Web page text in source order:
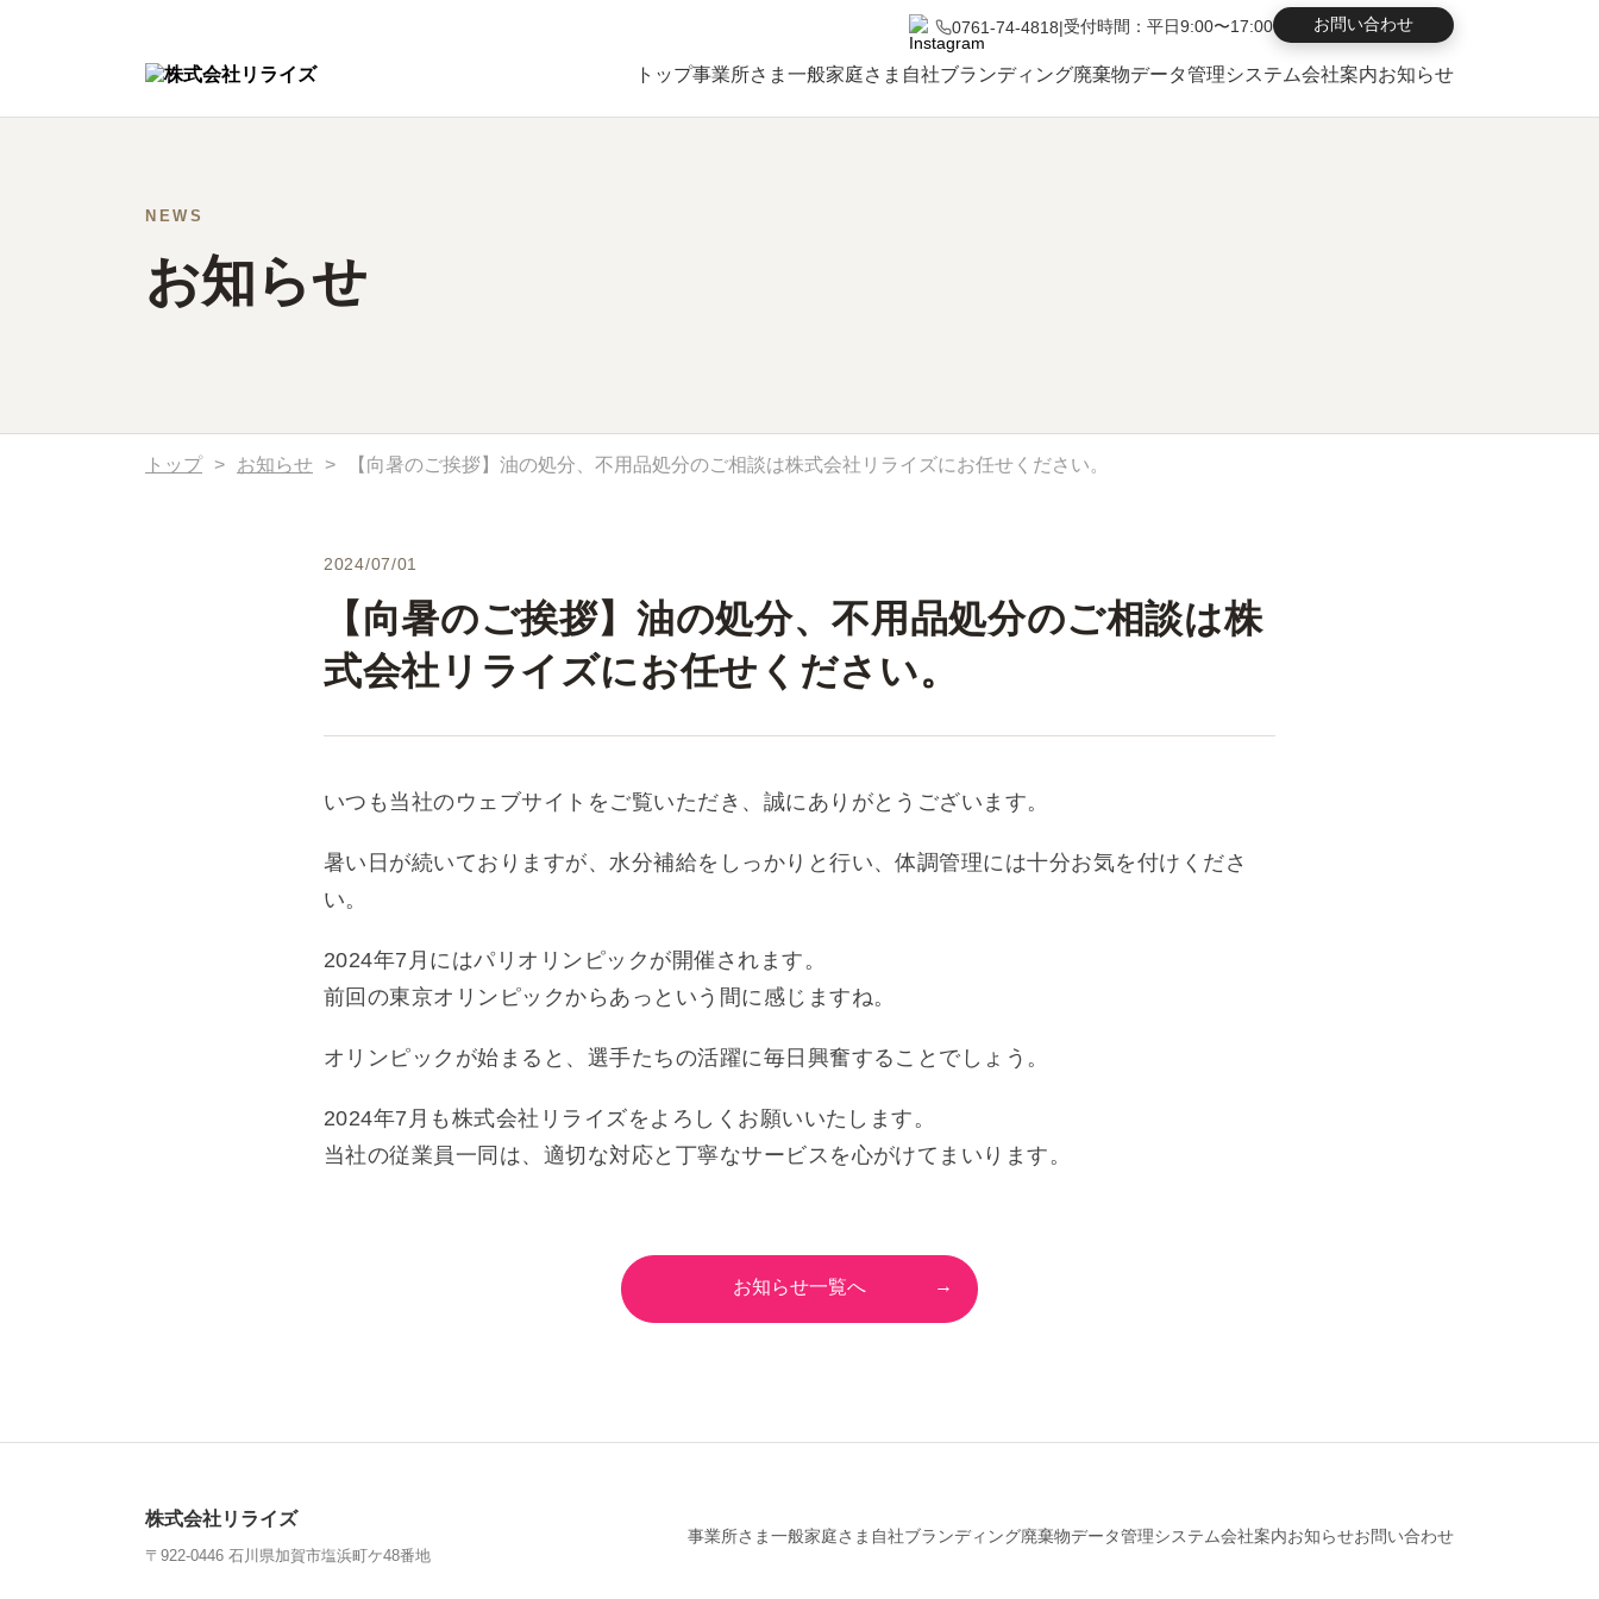
0761-74-4818|受付時間：平日9:00〜17:00 お問い合わせ
トップ事業所さま 一般家庭さま 自社ブランディング廃棄物データ管理システム会社案内お知らせ
NEWS
お知らせ
トップ > お知らせ > 【向暑のご挨拶】油の処分、不用品処分のご相談は株式会社リライズにお任せください。
2024/07/01
【向暑のご挨拶】油の処分、不用品処分のご相談は株
式会社リライズにお任せください。
いつも当社のウェブサイトをご覧いただき、誠にありがとうございます。
暑い日が続いておりますが、水分補給をしっかりと行い、体調管理には十分お気を付けくださ
い。
2024年7月にはパリオリンピックが開催されます。
前回の東京オリンピックからあっという間に感じますね。
オリンピックが始まると、選手たちの活躍に毎日興奮することでしょう。
2024年7月も株式会社リライズをよろしくお願いいたします。
当社の従業員一同は、適切な対応と丁寧なサービスを心がけてまいります。
お知らせ一覧へ
株式会社リライズ
〒922-0446 石川県加賀市塩浜町ケ48番地
事業所さま一般家庭さま 自社ブランディング廃棄物データ管理システム会社案内お知らせお問い合わせ